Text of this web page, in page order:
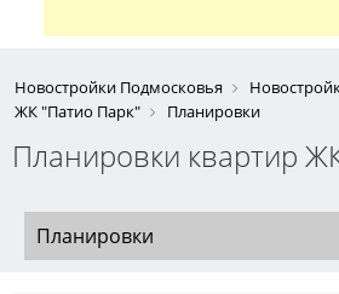
Новостройки Подмосковья
ЖК "Патио Парк"
Планировки
Планировки квартир
Планировки